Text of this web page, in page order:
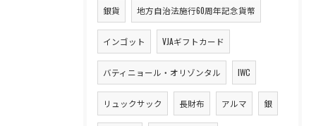
銀貨 地方自治法施行60周年記念貨幣
インゴット VJAギフトカード
バティニョール・オリゾンタル IWC
リュックサック 長財布 アルマ 銀